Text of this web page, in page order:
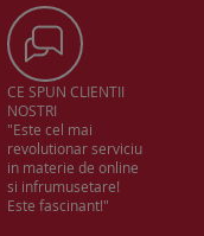
CE SPUN CLIENTII
NOSTRI
"Este cel mai
revolutionar serviciu
in materie de online
si infrumusetare!
Este fascinant!"